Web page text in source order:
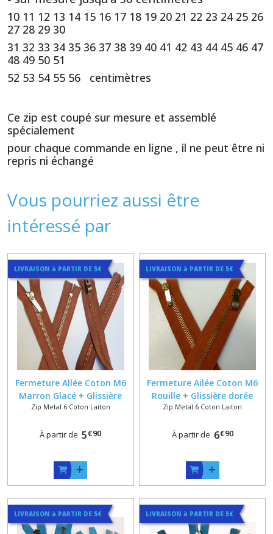
10 11 12 13 14 15 16 17 18 19 20 21 22 23 24 25 26
27 28 29 30
31 32 33 34 35 36 37 38 39 40 41 42 43 44 45 46 47
48 49 50 51
52 53 54 55 56 centimètres
Ce zip est coupé sur mesure et assemblé
spécialement
pour chaque commande en ligne , il ne peut être ni
repris ni échangé
Vous pourriez aussi être
intéressé par
LIVRAISON à PARTIR DE 5€
Fermeture Allée Coton M6
Marron Glacé + Glissière
dorée satinée ou vieux
Zip Metal 6 Coton Laiton
À partir de 5€90
LIVRAISON à PARTIR DE 5€
Fermeture Ailée Coton M6
Rouille + Glissière dorée
satinée ou vieux laiton sur
Zip Metal 6 Coton Laiton
À partir de 6€90
LIVRAISON à PARTIR DE 5€ LIVRAISON à PARTIR DE 5€